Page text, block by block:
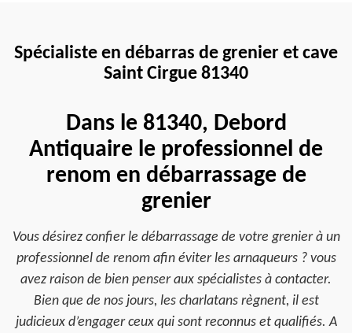
Spécialiste en débarras de grenier et cave
Saint Cirgue 81340
Dans le 81340, Debord
Antiquaire le professionnel de
renom en débarrassage de
grenier
Vous désirez confier le débarrassage de votre grenier à un
professionnel de renom afin éviter les arnaqueurs ? vous
avez raison de bien penser aux spécialistes à contacter.
Bien que de nos jours, les charlatans règnent, il est
judicieux d’engager ceux qui sont reconnus et qualifiés. A